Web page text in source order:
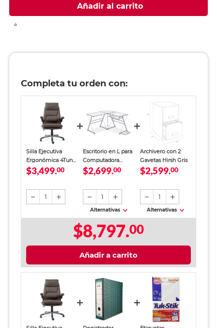
Añadir al carrito
Completa tu orden con:
Silla Ejecutiva
Ergonómica 4Tune
Taupe
$3,499.00
1
Escritorio en L para
Computadora
4Tune Vidrio
Translúcido
$2,699.00
1
Alternativas
Archivero con 2
Gavetas Hirsh Gris
$2,599.00
1
Alternativas
$8,797.00
Añadir a carrito